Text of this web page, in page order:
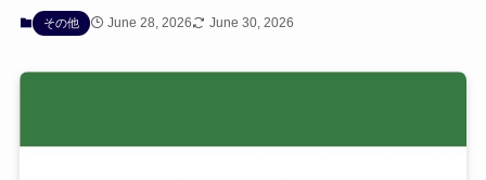
その他 June 28, 2026 June 30, 2026